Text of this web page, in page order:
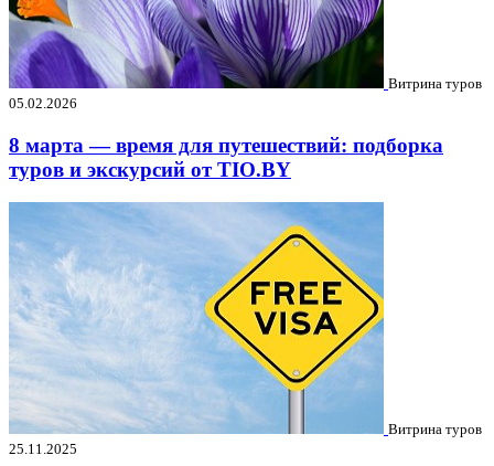
Витрина туров
05.02.2026
8 марта — время для путешествий: подборка
туров и экскурсий от TIO.BY
Витрина туров
25.11.2025